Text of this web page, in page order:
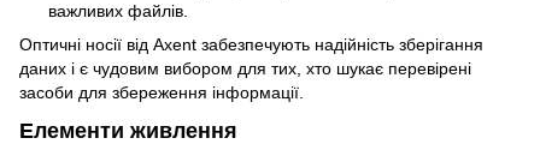
важливих файлів.
Оптичні носії від Axent забезпечують надійність зберігання
даних і є чудовим вибором для тих, хто шукає перевірені
засоби для збереження інформації.
Елементи живлення